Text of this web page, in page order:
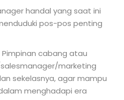
handal yang saat ini
pos-pos penting
cabang atau
marketing
sekelasnya, agar mampu
menghadapi era